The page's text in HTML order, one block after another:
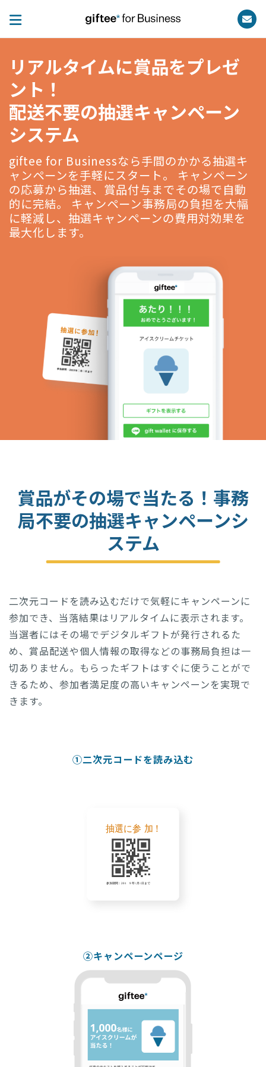
リアルタイムに賞品をプレゼ
ント！
配送不要の抽選キャンペーン
システム
giftee for Businessなら手間のかかる抽選キ
ャンペーンを手軽にスタート。 キャンペーン
の応募から抽選、賞品付与までその場で自動
的に完結。 キャンペーン事務局の負担を大幅
に軽減し、抽選キャンペーンの費用対効果を
最大化します。
賞品がその場で当たる！事務
局不要の抽選キャンペーンシ
ステム
二次元コードを読み込むだけで気軽にキャンペーンに
参加でき、当落結果はリアルタイムに表示されます。
当選者にはその場でデジタルギフトが発行されるた
め、賞品配送や個人情報の取得などの事務局負担は一
切ありません。もらったギフトはすぐに使うことがで
きるため、参加者満足度の高いキャンペーンを実現で
きます。
①二次元コードを読み込む
②キャンペーンページ